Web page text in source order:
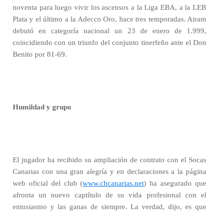
noventa para luego vivir los ascensos a la Liga EBA, a la LEB
Plata y el último a la Adecco Oro, hace tres temporadas. Airam
debutó en categoría nacional un 23 de enero de 1.999,
coincidiendo con un triunfo del conjunto tinerfeño ante el Don
Benito por 81-69.
Humildad y grupo
El jugador ha recibido su ampliación de contrato con el Socas
Canarias con una gran alegría y en declaraciones a la página
web oficial del club (www.cbcanarias.net) ha asegurado que
afronta un nuevo captítulo de su vida profesional con el
entusiasmo y las ganas de siempre. La verdad, dijo, es que